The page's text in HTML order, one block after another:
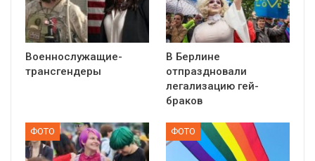
Военнослужащие-
трансгендеры
В Берлине
отпраздновали
легализацию гей-
браков
ФОТО ФОТО